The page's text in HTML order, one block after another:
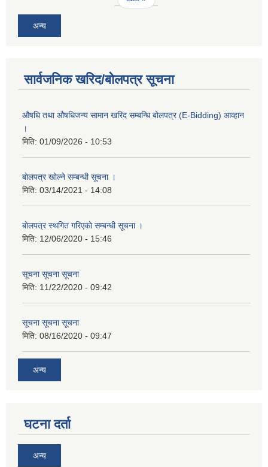
अन्य
सार्वजनिक खरिद/बोलपत्र सूचना
औषधि तथा औषधिजन्य सामान खरिद सम्बन्धि बोलपत्र (E-Bidding) आव्हान
।
मिति: 01/09/2026 - 10:53
बाेलपत्र खोल्ने सम्बन्धी सूचना ।
मिति: 03/14/2021 - 14:08
बाेलपत्र स्थगित गरिएकाे सम्बन्धी सूचना ।
मिति: 12/06/2020 - 15:46
सूचना सूचना सूचना
मिति: 11/22/2020 - 09:42
सूचना सूचना सूचना
मिति: 08/16/2020 - 09:47
अन्य
घटना दर्ता
अन्य